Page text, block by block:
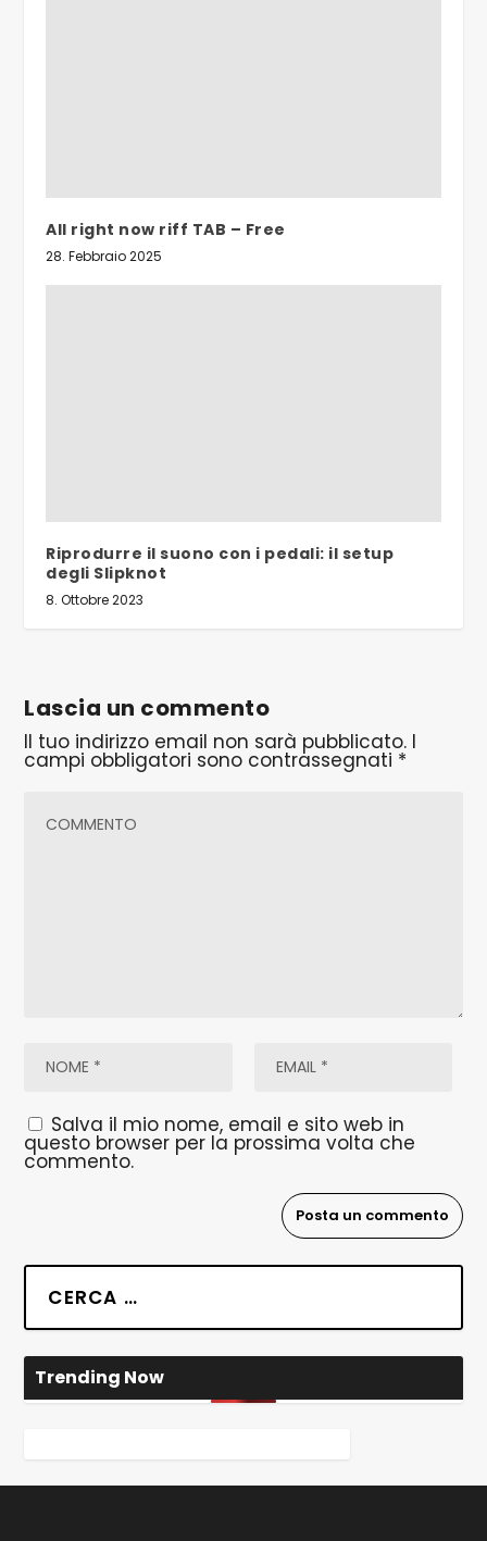
All right now riff TAB – Free
28. Febbraio 2025
Riprodurre il suono con i pedali: il setup
degli Slipknot
8. Ottobre 2023
Lascia un commento
Il tuo indirizzo email non sarà pubblicato. I
campi obbligatori sono contrassegnati *
Salva il mio nome, email e sito web in
questo browser per la prossima volta che
commento.
Trending Now